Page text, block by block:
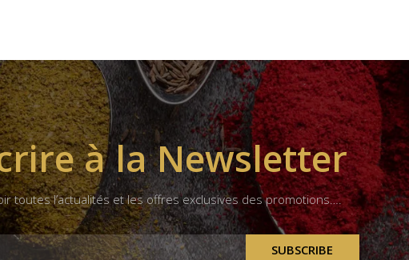
à la Newsletter
toutes l’actualités et les offres exclusives des promotions….
SUBSCRIBE